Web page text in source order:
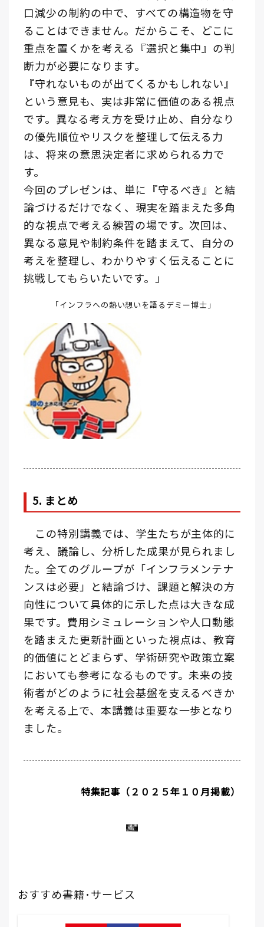
口減少の制約の中で、すべての構造物を守
ることはできません。だからこそ、どこに
重点を置くかを考える『選択と集中』の判
断力が必要になります。
『守れないものが出てくるかもしれない』
という意見も、実は非常に価値のある視点
です。異なる考え方を受け止め、自分なり
の優先順位やリスクを整理して伝える力
は、将来の意思決定者に求められる力で
す。
今回のプレゼンは、単に『守るべき』と結
論づけるだけでなく、現実を踏まえた多角
的な視点で考える練習の場です。次回は、
異なる意見や制約条件を踏まえて、自分の
考えを整理し、わかりやすく伝えることに
挑戦してもらいたいです。」
「インフラへの熱い想いを語るデミー博士」
5. まとめ
この特別講義では、学生たちが主体的に
考え、議論し、分析した成果が見られまし
た。全てのグループが「インフラメンテナ
ンスは必要」と結論づけ、課題と解決の方
向性について具体的に示した点は大きな成
果です。費用シミュレーションや人口動態
を踏まえた更新計画といった視点は、教育
的価値にとどまらず、学術研究や政策立案
においても参考になるものです。未来の技
術者がどのように社会基盤を支えるべきか
を考える上で、本講義は重要な一歩となり
ました。
特集記事（２０２５年１０月掲載）
おすすめ書籍･サービス